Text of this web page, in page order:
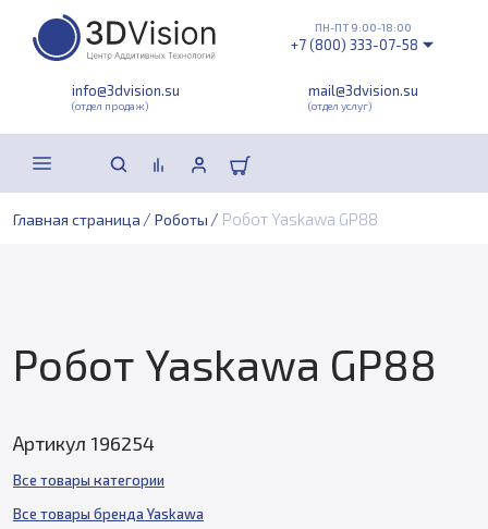
info@3dvision.su
(отдел продаж)
mail@3dvision.su
(отдел услуг)
ПН-ПТ 9:00-18:00
+7 (800) 333-07-58
Главная страница / Роботы / Робот Yaskawa GP88
Робот Yaskawa GP88
Артикул 196254
Все товары категории
Все товары бренда Yaskawa